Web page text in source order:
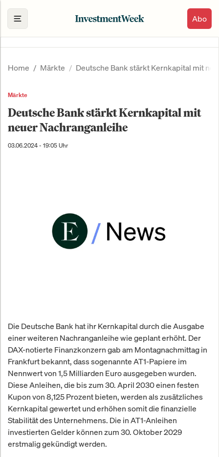
Abo
Home Märkte Deutsche Bank stärkt Kernkapital mit
Märkte
Deutsche Bank stärkt Kernkapital mit
neuer Nachranganleihe
03.06.2024 - 19:05 Uhr
Die Deutsche Bank hat ihr Kernkapital durch die Ausgabe
einer weiteren Nachranganleihe wie geplant erhöht. Der
DAX-notierte Finanzkonzern gab am Montagnachmittag in
Frankfurt bekannt, dass sogenannte AT1-Papiere im
Nennwert von 1,5 Milliarden Euro ausgegeben wurden.
Diese Anleihen, die bis zum 30. April 2030 einen festen
Kupon von 8,125 Prozent bieten, werden als zusätzliches
Kernkapital gewertet und erhöhen somit die finanzielle
Stabilität des Unternehmens. Die in AT1-Anleihen
investierten Gelder können zum 30. Oktober 2029
erstmalig gekündigt werden.